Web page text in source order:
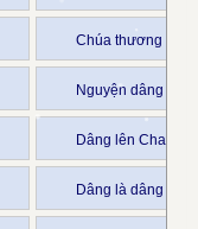
Chúa thương cho
Nguyện dâng lên
Dâng lên Cha từ
Dâng là dâng